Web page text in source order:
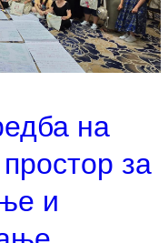
на
за
и